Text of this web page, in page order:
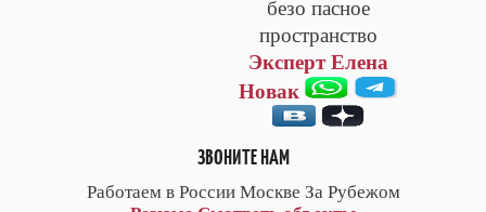
безо пасное
пространство
Эксперт Елена
Новак
ЗВОНИТЕ НАМ
Работаем в России Москве За Рубежом